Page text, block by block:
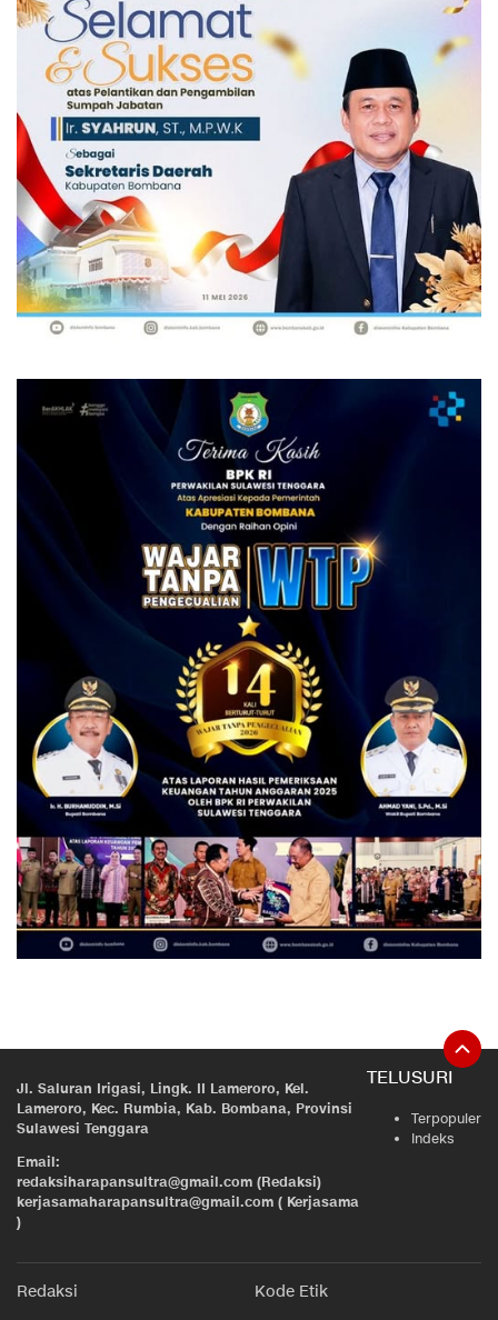
Jl. Saluran Irigasi, Lingk. II Lameroro, Kel.
Lameroro, Kec. Rumbia, Kab. Bombana, Provinsi
Sulawesi Tenggara
Email:
redaksiharapansultra@gmail.com (Redaksi)
kerjasamaharapansultra@gmail.com ( Kerjasama
)
TELUSURI
Terpopuler
Indeks
Redaksi
Kode Etik